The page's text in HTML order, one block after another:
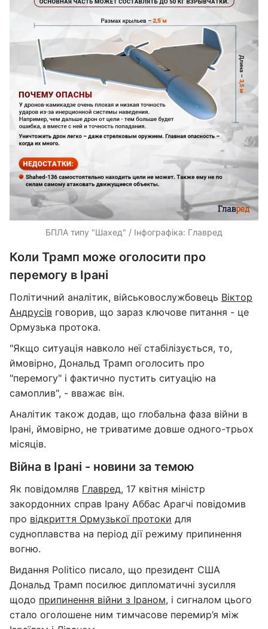
БПЛА типу "Шахед" / Інфографіка: Главред
Коли Трамп може оголосити про
перемогу в Ірані
Політичний аналітик, військовослужбовець Віктор
Андрусів говорив, що зараз ключове питання - це
Ормузька протока.
"Якщо ситуація навколо неї стабілізується, то,
ймовірно, Дональд Трамп оголосить про
"перемогу" і фактично пустить ситуацію на
самоплив", - вважає він.
Аналітик також додав, що глобальна фаза війни в
Ірані, ймовірно, не триватиме довше одного-трьох
місяців.
Війна в Ірані - новини за темою
Як повідомляв Главред, 17 квітня міністр
закордонних справ Ірану Аббас Арагчі повідомив
про відкриття Ормузької протоки для
судноплавства на період дії режиму припинення
вогню.
Видання Politico писало, що президент США
Дональд Трамп посилює дипломатичні зусилля
щодо припинення війни з Іраном, і сигналом цього
стало оголошене ним тимчасове перемир’я між